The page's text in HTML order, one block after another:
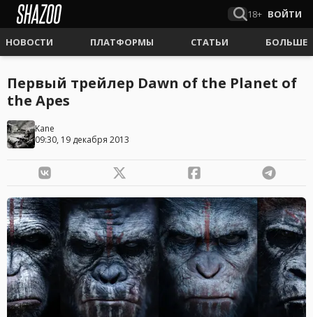
18+ ВОЙТИ
НОВОСТИ ПЛАТФОРМЫ СТАТЬИ БОЛЬШЕ
Первый трейлер Dawn of the Planet of
the Apes
Kane
09:30, 19 декабря 2013